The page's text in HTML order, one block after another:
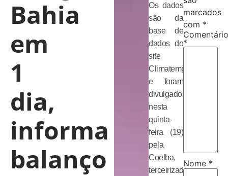
Bahia
em
1
dia,
informa
balanço
Os dados
são da
base de
dados do
site
Climatempo
e foram
divulgados
nesta
quinta-
feira (19)
pela
Coelba,
terceirizada
marcados
com *
Comentário
*
Nome *